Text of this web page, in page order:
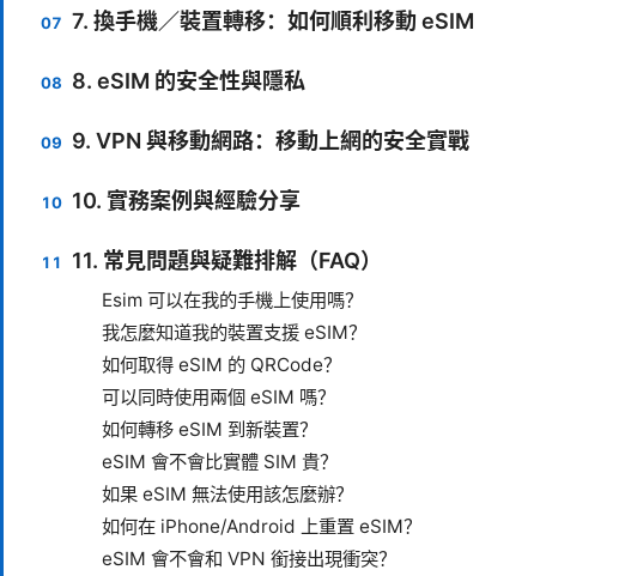
7. 換手機／裝置轉移：如何順利移動 eSIM
8. eSIM 的安全性與隱私
9. VPN 與移動網路：移動上網的安全實戰
10. 實務案例與經驗分享
11. 常見問題與疑難排解（FAQ）
Esim 可以在我的手機上使用嗎？
我怎麼知道我的裝置支援 eSIM？
如何取得 eSIM 的 QRCode？
可以同時使用兩個 eSIM 嗎？
如何轉移 eSIM 到新裝置？
eSIM 會不會比實體 SIM 貴？
如果 eSIM 無法使用該怎麼辦？
如何在 iPhone/Android 上重置 eSIM？
eSIM 會不會和 VPN 銜接出現衝突？